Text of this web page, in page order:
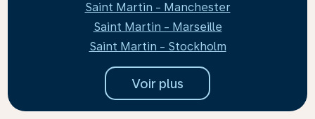
Saint Martin - Manchester
Saint Martin - Marseille
Saint Martin - Stockholm
Voir plus